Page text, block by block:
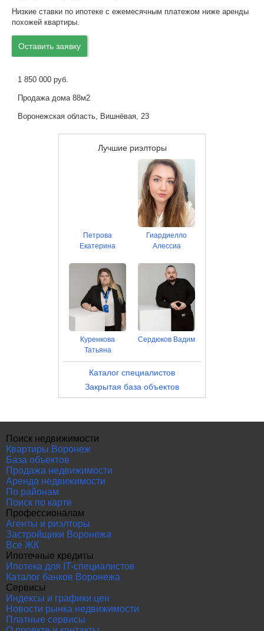
Низкие ставки по ипотеке с ежемесячным платежом ниже аренды
похожей квартиры.
Оставить заявку
1 850 000 руб.
Продажа дома 88м2
Воронежская область, Вишнёвая, 23
Лучшие риэлторы
Петрова
Екатерина
Гиардиелло
Алессиа
Куренкова
Татьяна
Сердюков Вадим
Каталог специалистов
Закрытая база объектов
Поиск недвижимости
Квартиры Воронеж
База объектов
Продажа недвижимости
Аренда недвижимости
По районам
Поиск по карте
Профессионалам
Агенты и риэлторы
Застройщики Воронежа
Все ЖК
Ипотечные кредиты
Ипотека для IT-специалистов
Каталог банков Воронежа
Сервисы
Индексы и графики цен
Новости рынка недвижимости
Платные сервисы